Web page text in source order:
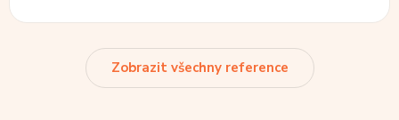
Zobrazit všechny reference